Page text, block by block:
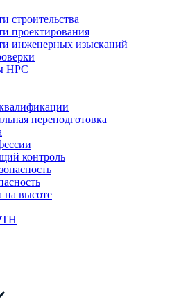
строительства
проектирования
инженерных изысканий
НРС
переподготовка
контроль
на высоте